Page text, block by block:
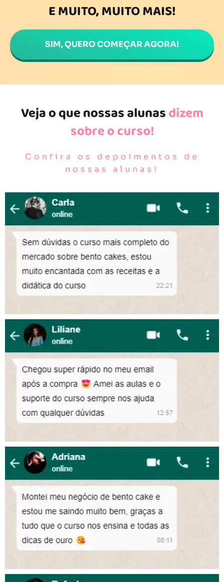
E MUITO, MUITO MAIS!
SIM, QUERO COMEÇAR AGORA!
Veja o que nossas alunasdizem
sobre o curso!
Confira os depoimentos de
nossas alunas!